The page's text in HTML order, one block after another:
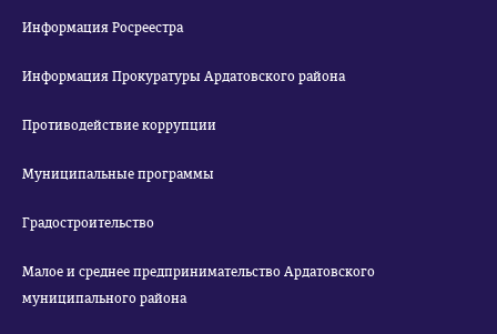
Информация Росреестра
Информация Прокуратуры Ардатовского района
Противодействие коррупции
Муниципальные программы
Градостроительство
Малое и среднее предпринимательство Ардатовского
муниципального района